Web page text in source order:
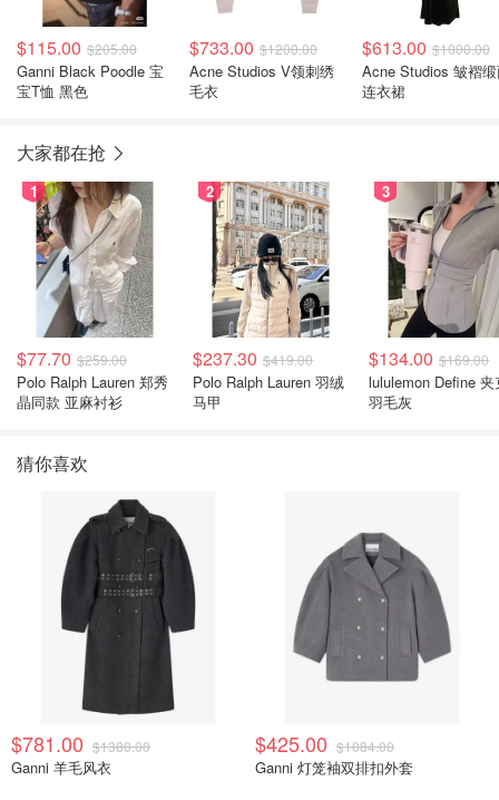
$115.00 $205.00
Ganni Black Poodle 宝
宝T恤 黑色
$733.00 $1200.00
Acne Studios V领刺绣
毛衣
$613.00 $1000.00
Acne Studios 皱褶
连衣裙
大家都在抢
1
$77.70 $259.00
Polo Ralph Lauren 郑秀
晶同款 亚麻衬衫
2
$237.30 $419.00
Polo Ralph Lauren 羽绒
马甲
3
$134.00 $169.00
lululemon Define 夹
羽毛灰
猜你喜欢
$781.00 $1380.00
Ganni 羊毛风衣
$425.00 $1084.00
Ganni 灯笼袖双排扣外套